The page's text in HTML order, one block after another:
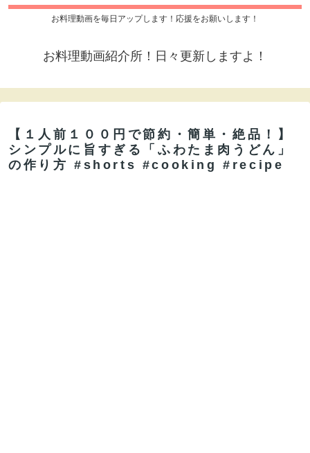
お料理動画を毎日アップします！応援をお願いします！
お料理動画紹介所！日々更新しますよ！
【１人前１００円で節約・簡単・絶品！】
シンプルに旨すぎる「ふわたま肉うどん」
の作り方 #shorts #cooking #recipe